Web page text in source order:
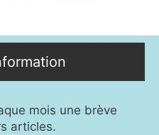
mois une brève
articles.